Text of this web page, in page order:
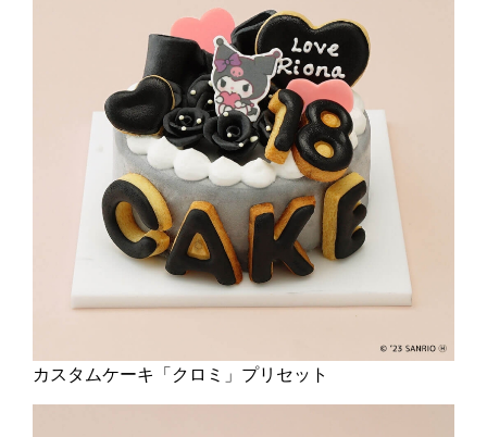
カスタムケーキ「クロミ」プリセット